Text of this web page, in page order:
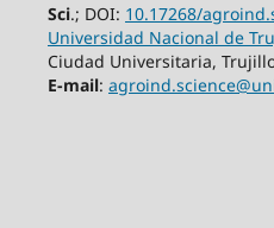
Sci.; DOI: 10.17268/
Universidad Nacional de
Ciudad Universitaria,
E-mail: